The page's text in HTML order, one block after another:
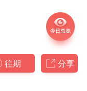
往期 分享